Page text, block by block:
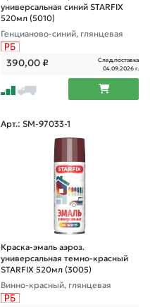
универсальная синий STARFIX
520мл (5010)
Генцианово-синий, глянцевая
390,00₽
След.поставка
04.09.2026 г.
Арт.: SM-97033-1
Краска-эмаль аэроз.
универсальная темно-красный
STARFIX 520мл (3005)
Винно-красный, глянцевая